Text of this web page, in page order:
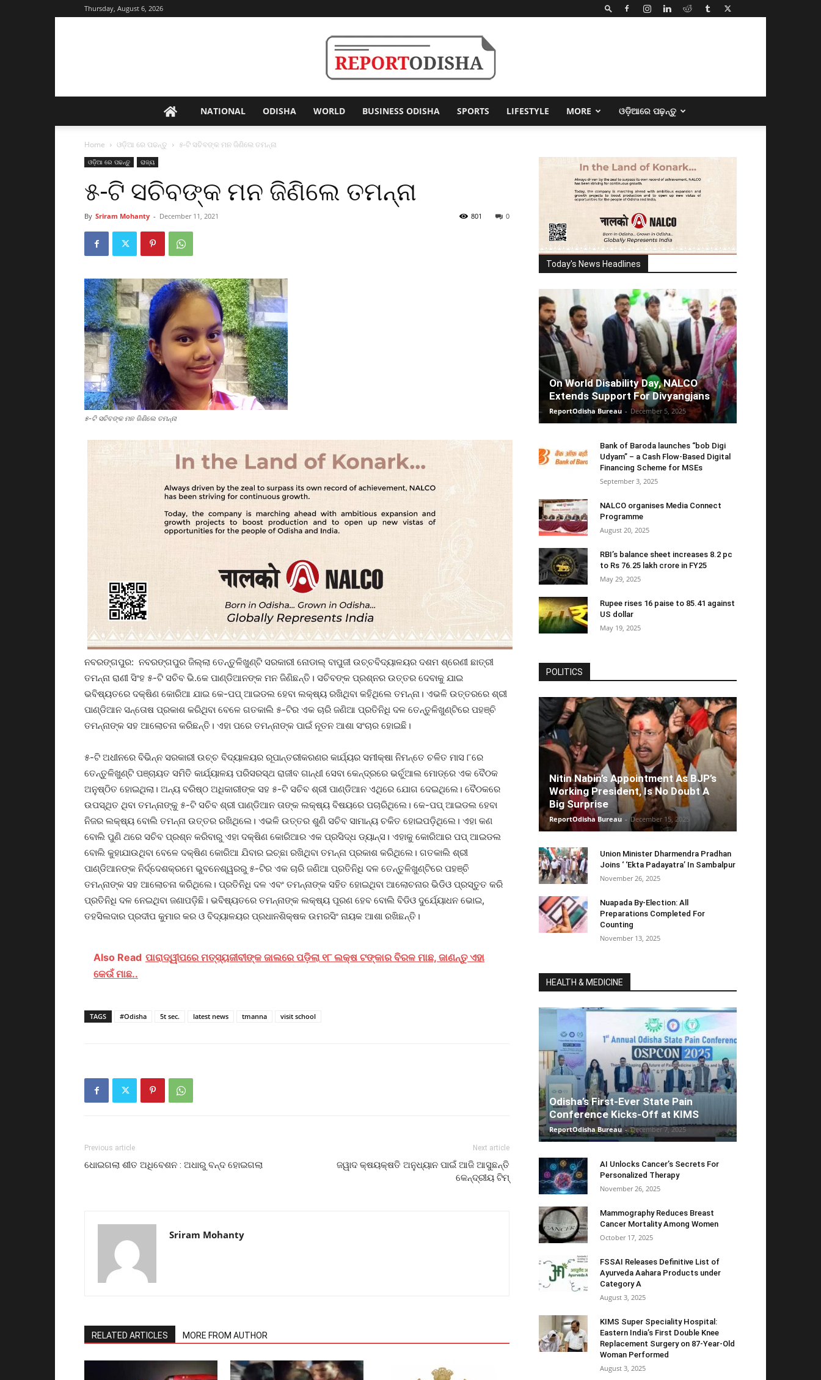
Thursday, August 6, 2026
Odisha
NATIONAL ODISHA WORLD BUSINESS ODISHA SPORTS LIFESTYLE MORE ଓଡ଼ିଆରେ ପଢ଼ନ୍ତୁ
Home ଓଡ଼ିଆ ରେ ପଢନ୍ତୁ ୫-ଟି ସଚିବଙ୍କ ମନ ଜିଣିଲେ ତମନ୍ନା
ଓଡ଼ିଆ ରେ ପଢନ୍ତୁ ରାଜ୍ୟ
୫-ଟି ସଚିବଙ୍କ ମନ ଜିଣିଲେ ତମନ୍ନା
By Sriram Mohanty - December 11, 2021 0
801
୫-ଟି ସଚିବଙ୍କ ମନ ଜିଣିଲେ ତମନ୍ନା
ନବରଙ୍ଗପୁର: ନବରଙ୍ଗପୁର ଜିଲ୍ଲା ତେନ୍ତୁଳିଖୁଣ୍ଟି ସରକାରୀ ନୋଡାଲ୍‌ ବାପୁଜୀ ଉଚ୍ଚବିଦ୍ୟାଳୟର ଦଶମ ଶ୍ରେଣୀ ଛାତ୍ରୀ
ତମନ୍ନା ରାଣୀ ସିଂହ ୫-ଟି ସଚିବ ଭି.କେ ପାଣ୍ଡିଆନଙ୍କ ମନ ଜିଣିଛନ୍ତି। ସଚିବଙ୍କ ପ୍ରଶ୍ନର ଉତ୍ତର ଦେବାକୁ ଯାଇ
ଭବିଷ୍ୟତରେ ଦକ୍ଷିଣ କୋରିଆ ଯାଇ କେ-ପପ୍‌ ଆଇଡଲ ହେବା ଲକ୍ଷ୍ୟ ରଖିଥିବା କହିଥିଲେ ତମନ୍ନା। ଏଭଳି ଉତ୍ତରରେ ଶ୍ରୀ
ପାଣ୍ଡିଆନ ସନ୍ତୋଷ ପ୍ରକାଶ କରିଥିବା ବେଳେ ଗତକାଲି ୫-ଟିର ଏକ ଚାରି ଜଣିଆ ପ୍ରତିନିଧି ଦଳ ତେନ୍ତୁଳିଖୁଣ୍ଟିରେ ପହଞ୍ଚି
ତମନ୍ନାଙ୍କ ସହ ଆଲୋଚନା କରିଛନ୍ତି। ଏହା ପରେ ତମନ୍ନାଙ୍କ ପାଇଁ ନୂତନ ଆଶା ସଂଚାର ହୋଇଛି।
୫-ଟି ଅଧୀନରେ ବିଭିନ୍ନ ସରକାରୀ ଉଚ୍ଚ ବିଦ୍ୟାଳୟର ରୂପାନ୍ତରୀକରଣର କାର୍ଯ୍ୟର ସମୀକ୍ଷା ନିମନ୍ତେ ଚଳିତ ମାସ ୮ରେ
ତେନ୍ତୁଳିଖୁଣ୍ଟି ପଞ୍ଚାୟତ ସମିତି କାର୍ଯ୍ୟାଳୟ ପରିସରସ୍ଥ ରାଜୀବ ଗାନ୍ଧୀ ସେବା କେନ୍ଦ୍ରରେ ଭର୍ଚୁଆଲ ମୋଡ‌୍‌ରେ ଏକ ବୈଠକ
ଅନୁଷ୍ଠିତ ହୋଇଥିଲା। ଅନ୍ୟ ବରିଷ୍ଠ ଅଧିକାରୀଙ୍କ ସହ ୫-ଟି ସଚିବ ଶ୍ରୀ ପାଣ୍ଡିଆନ ଏଥିରେ ଯୋଗ ଦେଇଥିଲେ। ବୈଠକରେ
ଉପସ୍ଥିତ ଥିବା ତମନ୍ନାଙ୍କୁ ୫-ଟି ସଚିବ ଶ୍ରୀ ପାଣ୍ଡିଆନ ତାଙ୍କ ଲକ୍ଷ୍ୟ ବିଷୟରେ ପଚାରିଥିଲେ। କେ-ପପ୍‌ ଆଇଡଲ ହେବା
ନିଜର ଲକ୍ଷ୍ୟ ବୋଲି ତମନ୍ନା ଉତ୍ତର ରଖିଥିଲେ। ଏଭଳି ଉତ୍ତର ଶୁଣି ସଚିବ ସାମାନ୍ୟ ଚକିତ ହୋଇପଡ଼ିଥିଲେ। ଏହା କଣ
ବୋଲି ପୁଣି ଥରେ ସଚିବ ପ୍ରଶ୍ନ କରିବାରୁ ଏହା ଦକ୍ଷିଣ କୋରିଆର ଏକ ପ୍ରସିଦ୍ଧ ଡ୍ୟାନ୍‌ସ। ଏହାକୁ କୋରିଆର ପପ୍‌ ଆଇଡଲ
ବୋଲି କୁହାଯାଉଥିବା ବେଳେ ଦକ୍ଷିଣ କୋରିଆ ଯିବାର ଇଚ୍ଛା ରଖିଥିବା ତମନ୍ନା ପ୍ରକାଶ କରିଥିଲେ। ଗତକାଲି ଶ୍ରୀ
ପାଣ୍ଡିଆନଙ୍କ ନିର୍ଦ୍ଦେଶକ୍ରମେ ଭୁବନେଶ୍ୱରରୁ ୫-ଟିର ଏକ ଚାରି ଜଣିଆ ପ୍ରତିନିଧି ଦଳ ତେନ୍ତୁଳିଖୁଣ୍ଟିରେ ପହଞ୍ଚି
ତମନ୍ନାଙ୍କ ସହ ଆଲୋଚନା କରିଥିଲେ। ପ୍ରତିନିଧି ଦଳ ଏବଂ ତମନ୍ନାଙ୍କ ସହିତ ହୋଇଥିବା ଆଲୋଚନାର ଭିଡିଓ ପ୍ରସ୍ତୁତ କରି
ପ୍ରତିନିଧି ଦଳ ନେଇଥିବା ଜଣାପଡ଼ିଛି। ଭବିଷ୍ୟତରେ ତମନ୍ନାଙ୍କ ଲକ୍ଷ୍ୟ ପୂରଣ ହେବ ବୋଲି ବିଡିଓ ଦୁର୍ଯ୍ୟୋଧନ ଭୋଇ,
ତହସିଲଦାର ପ୍ରଦୀପ କୁମାର କର ଓ ବିଦ୍ୟାଳୟର ପ୍ରଧାନଶିକ୍ଷକ ଉମରସିଂ ନାୟକ ଆଶା ରଖିଛନ୍ତି।
Also Read ପାରାଦ୍ୱୀପରେ ମତ୍ସ୍ୟଜୀବୀଙ୍କ ଜାଲରେ ପଡ଼ିଲା ୧୮ ଲକ୍ଷ ଟଙ୍କାର ବିରଳ ମାଛ, ଜାଣନ୍ତୁ ଏହା
କେଉଁ ମାଛ..
TAGS #Odisha 5t sec. latest news tmanna visit school
Previous article
ଧୋଇଗଲା ଶୀତ ଅଧିବେଶନ : ଅଧାରୁ ବନ୍ଦ ହୋଇଗଲା
Next article
ଜୱାଦ କ୍ଷୟକ୍ଷତି ଅନୁଧ୍ୟାନ ପାଇଁ ଆଜି ଆସୁଛନ୍ତି
କେନ୍ଦ୍ରୀୟ ଟିମ୍
Sriram Mohanty
RELATED ARTICLES MORE FROM AUTHOR
Today's News Headlines
On World Disability Day, NALCO
Extends Support For Divyangjans
ReportOdisha Bureau - December 5, 2025
Bank of Baroda launches “bob Digi
Udyam” – a Cash Flow-Based Digital
Financing Scheme for MSEs
September 3, 2025
NALCO organises Media Connect
Programme
August 20, 2025
RBI’s balance sheet increases 8.2 pc
to Rs 76.25 lakh crore in FY25
May 29, 2025
Rupee rises 16 paise to 85.41 against
US dollar
May 19, 2025
POLITICS
Nitin Nabin’s Appointment As BJP’s
Working President, Is No Doubt A
Big Surprise
ReportOdisha Bureau - December 15, 2025
Union Minister Dharmendra Pradhan
Joins ‘ ‘Ekta Padayatra’ In Sambalpur
November 26, 2025
Nuapada By-Election: All
Preparations Completed For
Counting
November 13, 2025
HEALTH & MEDICINE
Odisha’s First-Ever State Pain
Conference Kicks-Off at KIMS
ReportOdisha Bureau - December 7, 2025
AI Unlocks Cancer’s Secrets For
Personalized Therapy
November 26, 2025
Mammography Reduces Breast
Cancer Mortality Among Women
October 17, 2025
FSSAI Releases Definitive List of
Ayurveda Aahara Products under
Category A
August 3, 2025
KIMS Super Speciality Hospital:
Eastern India’s First Double Knee
Replacement Surgery on 87-Year-Old
Woman Performed
August 3, 2025